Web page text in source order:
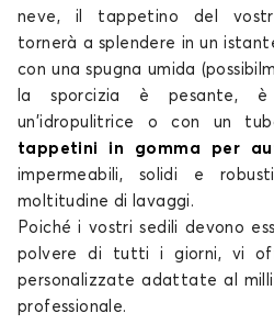
neve, il tappetino del
tornerà a splendere in un
con una spugna umida
la sporcizia è pesante, è
un'idropulitrice o con un
tappetini in gomma per
impermeabili, solidi e
moltitudine di lavaggi.
Poiché i vostri sedili devono
polvere di tutti i giorni, vi
personalizzate adattate al
professionale.